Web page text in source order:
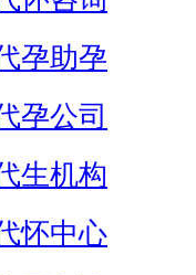
孕助孕
孕公司
生机构
怀中心